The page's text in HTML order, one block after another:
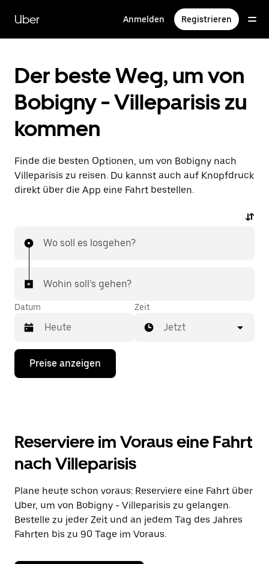
zum
Hauptinhalt
Uber Anmelden Registrieren
Der beste Weg, um von
Bobigny - Villeparisis zu
kommen
Finde die besten Optionen, um von Bobigny nach
Villeparisis zu reisen. Du kannst auch auf Knopfdruck
direkt über die App eine Fahrt bestellen.
Wo soll es losgehen?
Wohin soll’s gehen?
Datum
Drücke
Nach-
Kalender
interagieren
ein
Datum
auszuwählen.
Drücke
die
Escape-
Zeit
Jetzt
Preise anzeigen
Reserviere im Voraus eine Fahrt
nach Villeparisis
Plane heute schon voraus: Reserviere eine Fahrt über
Uber, um von Bobigny - Villeparisis zu gelangen.
Bestelle zu jeder Zeit und an jedem Tag des Jahres
Fahrten bis zu 90 Tage im Voraus.